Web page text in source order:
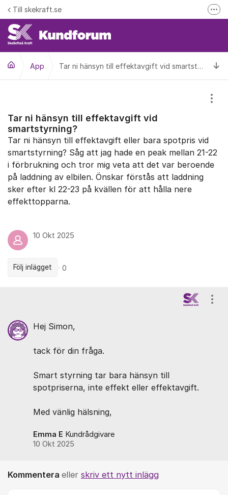
Hoppa till innehåll
Till skekraft.se
driftstörningar i el- fjärrvärme eller fibernätet
App Tar ni hänsyn till effektavgift vid smartstyrning?
Tar ni hänsyn till effektavgift vid
smartstyrning?
Tar ni hänsyn till effektavgift eller bara spotpris vid
smartstyrning? Såg att jag hade en peak mellan 21-22
i förbrukning och tror mig veta att det var beroende
på laddning av elbilen. Önskar förstås att laddning
sker efter kl 22-23 på kvällen för att hålla nere
effekttopparna.
10 Okt 2025
Följ inlägget 0
Hej Simon,
tack för din fråga.
Smart styrning tar bara hänsyn till
spotpriserna, inte effekt eller effektavgift.
Med vänlig hälsning,
Emma E Kundrådgivare
10 Okt 2025
Kommentera eller skriv ett nytt inlägg